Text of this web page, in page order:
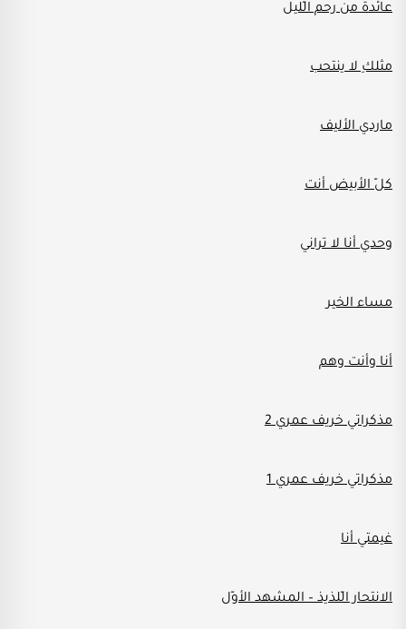
عائدة من رحم الّليل
مثلكِ لا ينتحب
ماردي الأليف
كلّ الأبيض أنت
وحدي أنا لا تراني
مساء الخير
أنا وأنت وهم
مذكراتي خريف عمري 2
مذكراتي خريف عمري 1
غيمتي أنا
الانتحار الّلذيذ – المشهد الأوّل